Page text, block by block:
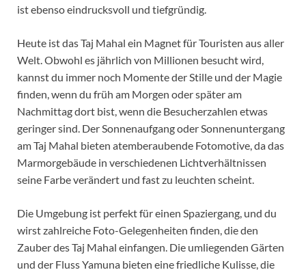
ist ebenso eindrucksvoll und tiefgründig.
Heute ist das Taj Mahal ein Magnet für Touristen aus aller
Welt. Obwohl es jährlich von Millionen besucht wird,
kannst du immer noch Momente der Stille und der Magie
finden, wenn du früh am Morgen oder später am
Nachmittag dort bist, wenn die Besucherzahlen etwas
geringer sind. Der Sonnenaufgang oder Sonnenuntergang
am Taj Mahal bieten atemberaubende Fotomotive, da das
Marmorgebäude in verschiedenen Lichtverhältnissen
seine Farbe verändert und fast zu leuchten scheint.
Die Umgebung ist perfekt für einen Spaziergang, und du
wirst zahlreiche Foto-Gelegenheiten finden, die den
Zauber des Taj Mahal einfangen. Die umliegenden Gärten
und der Fluss Yamuna bieten eine friedliche Kulisse, die